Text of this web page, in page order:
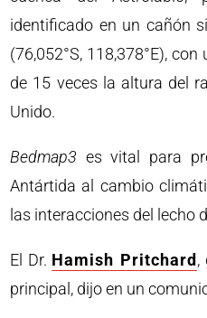
identificado en un cañón
(76,052°S, 118,378°E),
de 15 veces la altura del
Unido.
Bedmap3 es vital para
Antártida al cambio
las interacciones del lecho
El Dr. Hamish Pritchard ,
principal, dijo en un